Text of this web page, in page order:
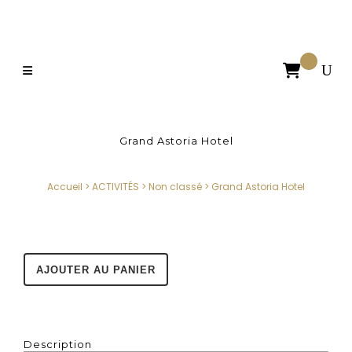

Grand Astoria Hotel
Accueil > ACTIVITÉS > Non classé > Grand Astoria Hotel
Description
AJOUTER AU PANIER